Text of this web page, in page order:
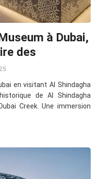
à Dubai,
des
en visitant Al Shindagha
de Al Shindagha
Creek. Une immersion